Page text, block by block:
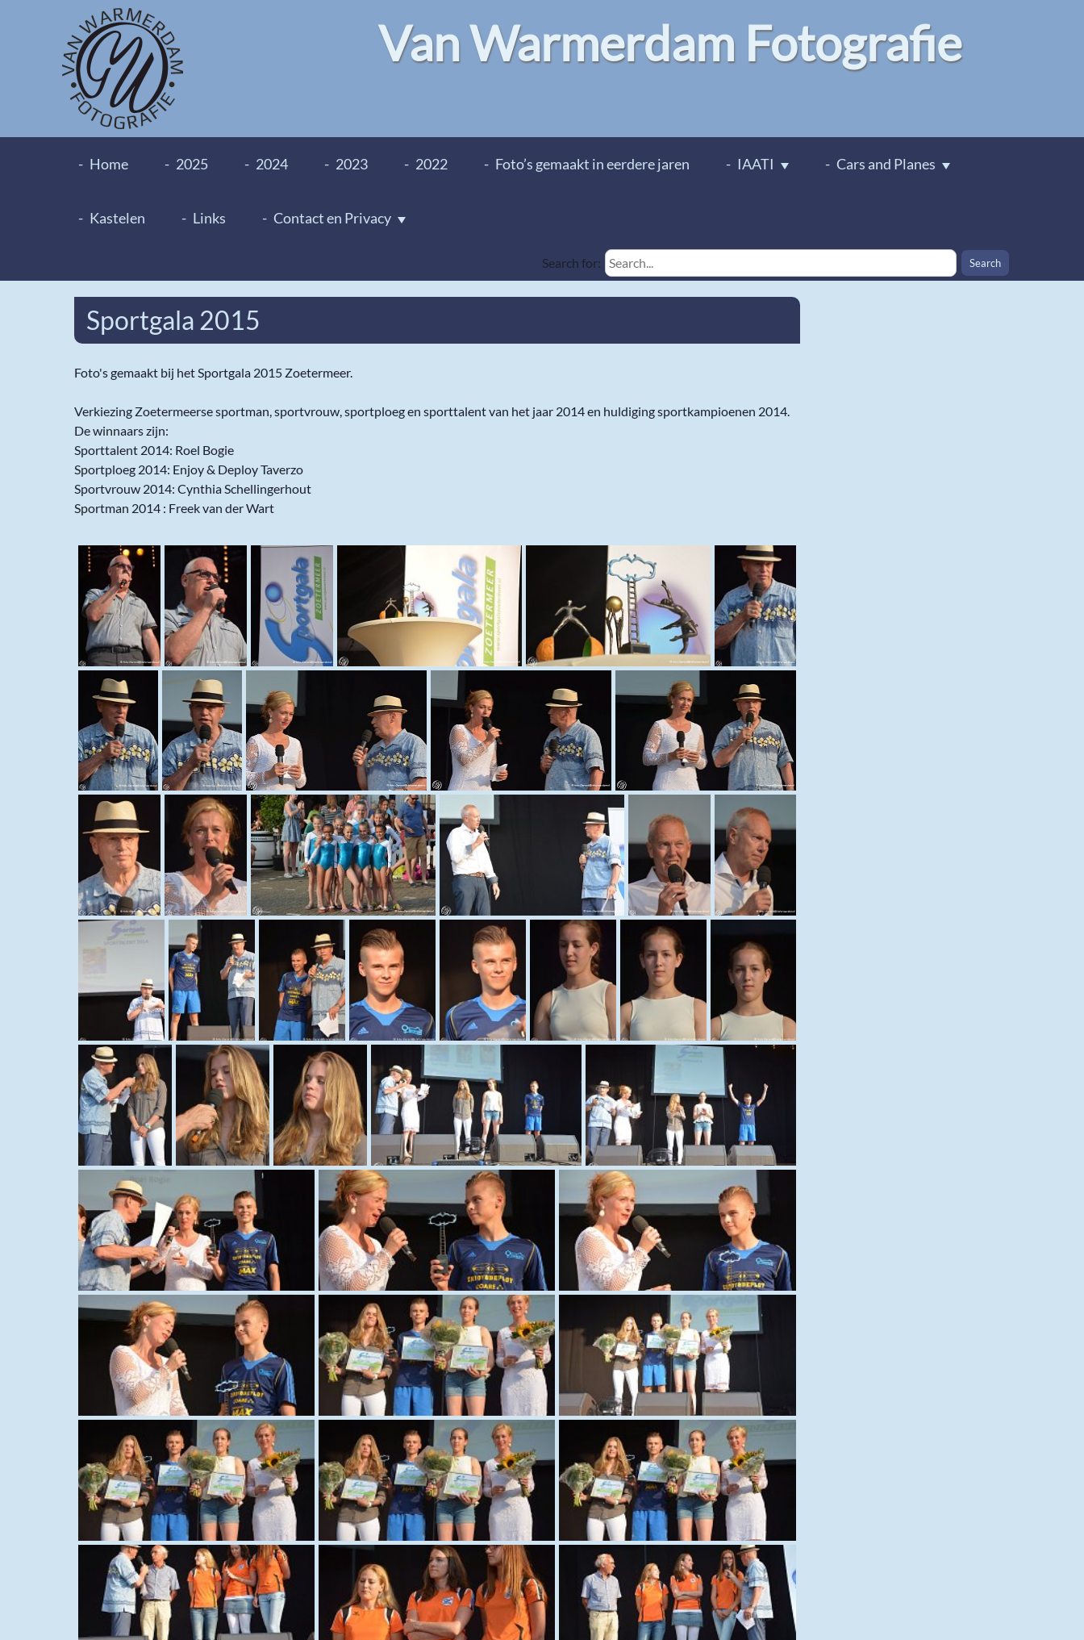
Sportgala 2015
Foto's gemaakt bij het Sportgala 2015 Zoetermeer.
Verkiezing Zoetermeerse sportman, sportvrouw, sportploeg en sporttalent van het jaar 2014 en huldiging sportkampioenen 2014.
De winnaars zijn:
Sporttalent 2014: Roel Bogie
Sportploeg 2014: Enjoy & Deploy Taverzo
Sportvrouw 2014: Cynthia Schellingerhout
Sportman 2014 : Freek van der Wart
Van Warmerdam Fotografie
Home 2025 2024 2023 2022 Foto’s gemaakt in eerdere jaren IAATI Cars and Planes
Kastelen Links Contact en Privacy
Search for: